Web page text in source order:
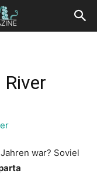
war? Soviel